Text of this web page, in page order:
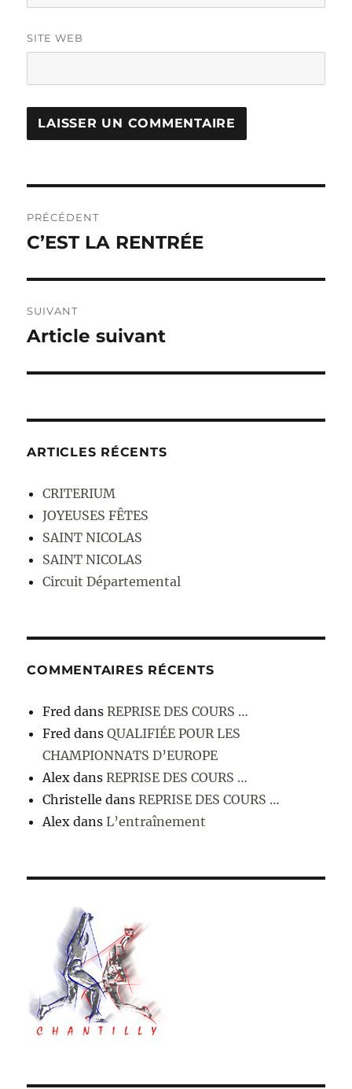
SITE WEB
de
PRÉCÉDENT
Publication
C’EST LA RENTRÉE
SUIVANT
Publication
Article suivant
ARTICLES RÉCENTS
CRITERIUM
JOYEUSES FÊTES
SAINT NICOLAS
SAINT NICOLAS
Circuit Départemental
COMMENTAIRES RÉCENTS
Fred dansREPRISE DES COURS …
Fred dansQUALIFIÉE POUR LES
CHAMPIONNATS D’EUROPE
Alex dansREPRISE DES COURS …
Christelle dansREPRISE DES COURS …
Alex dansL’entraînement